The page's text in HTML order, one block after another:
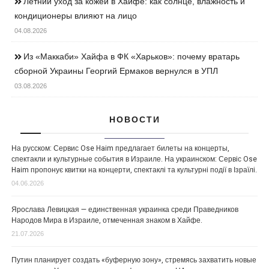
кондиционеры влияют на лицо
04.08.2026
Из «Маккаби» Хайфа в ФК «Харьков»: почему вратарь
сборной Украины Георгий Ермаков вернулся в УПЛ
03.08.2026
НОВОСТИ
На русском: Сервис Ose Haim предлагает билеты на концерты,
спектакли и культурные события в Израиле. На украинском: Сервіс Ose
Haim пропонує квитки на концерти, спектаклі та культурні події в Ізраїлі.
04.06.2026
Ярослава Левицкая — единственная украинка среди Праведников
Народов Мира в Израиле, отмеченная знаком в Хайфе.
21.07.2026
Путин планирует создать «буферную зону», стремясь захватить новые